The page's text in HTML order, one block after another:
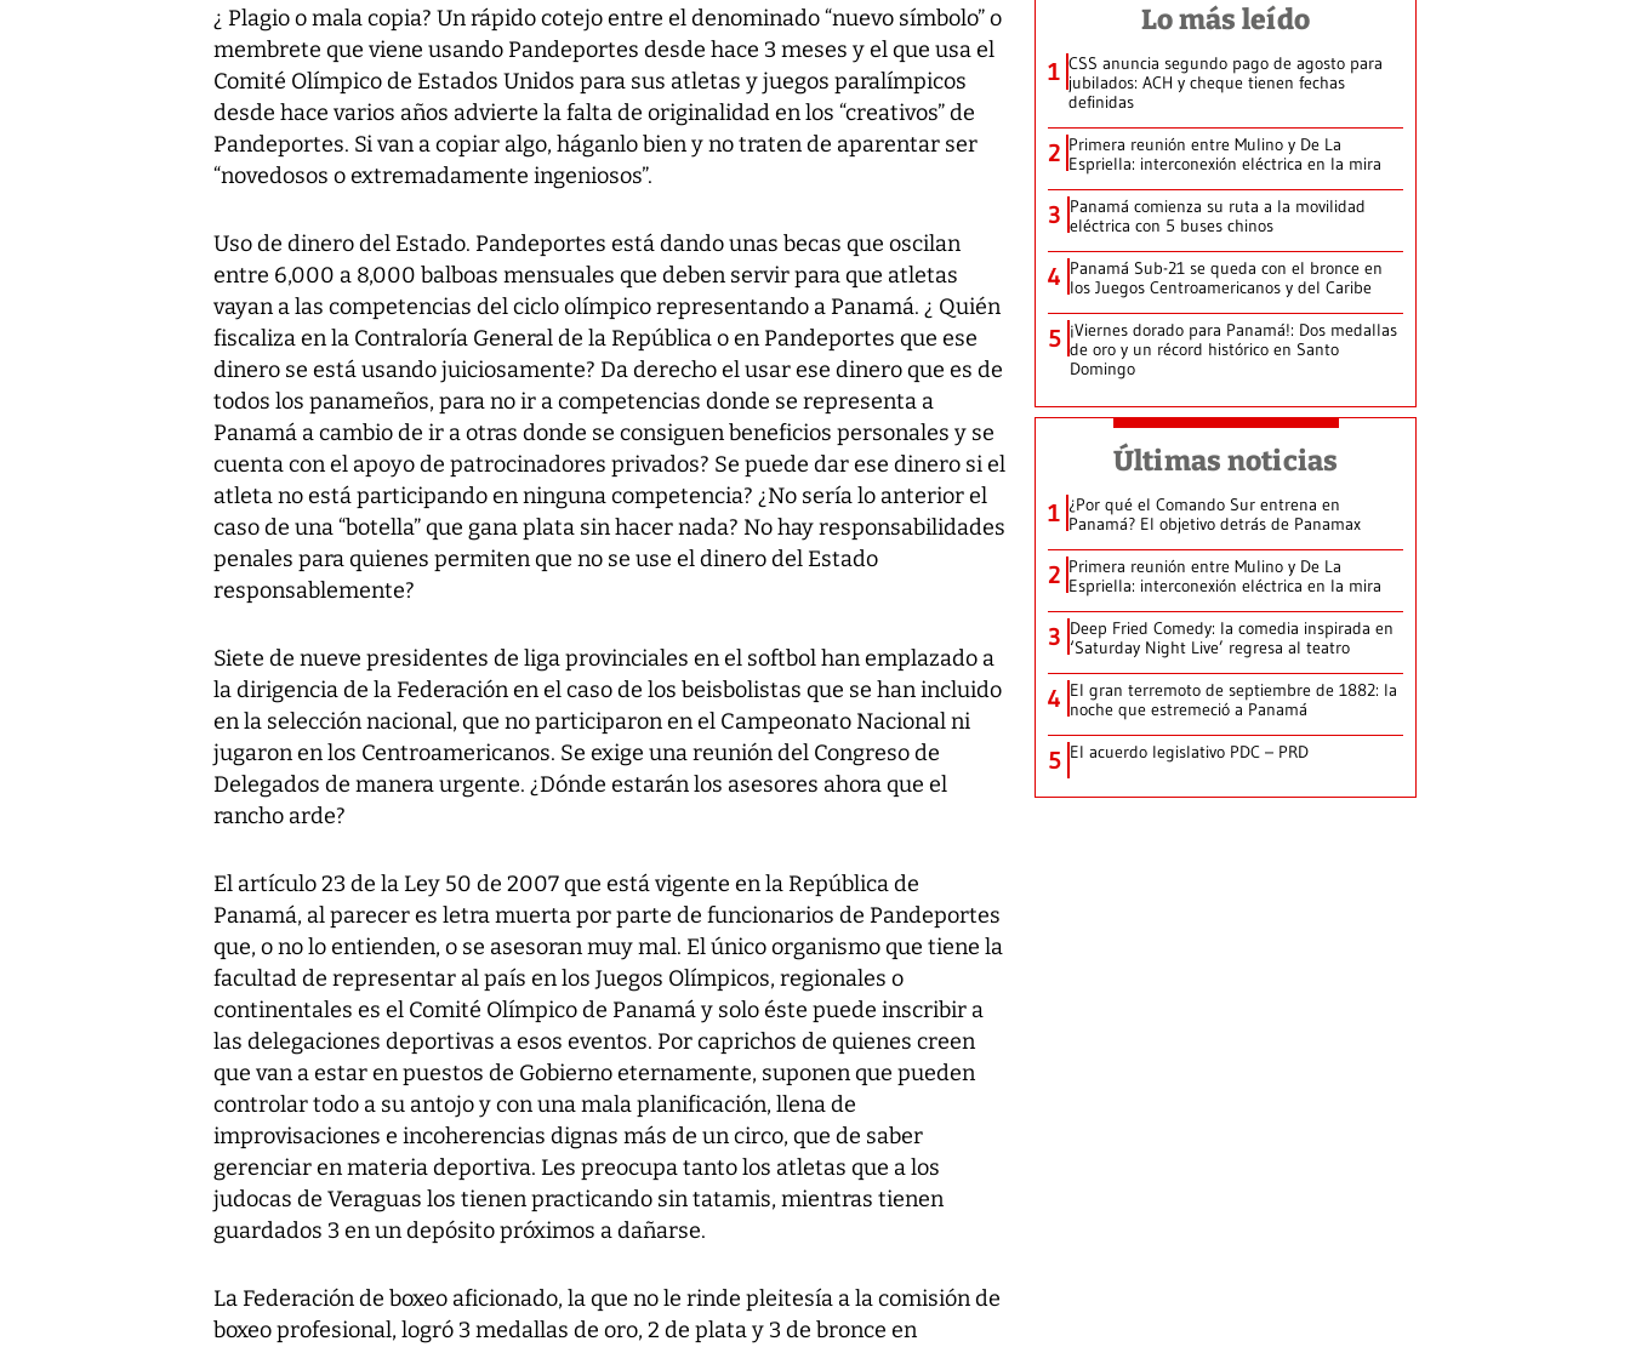
¿ Plagio o mala copia? Un rápido cotejo entre el denominado “nuevo símbolo” o
membrete que viene usando Pandeportes desde hace 3 meses y el que usa el
Comité Olímpico de Estados Unidos para sus atletas y juegos paralímpicos
desde hace varios años advierte la falta de originalidad en los “creativos” de
Pandeportes. Si van a copiar algo, háganlo bien y no traten de aparentar ser
“novedosos o extremadamente ingeniosos”.
Uso de dinero del Estado. Pandeportes está dando unas becas que oscilan
entre 6,000 a 8,000 balboas mensuales que deben servir para que atletas
vayan a las competencias del ciclo olímpico representando a Panamá. ¿ Quién
fiscaliza en la Contraloría General de la República o en Pandeportes que ese
dinero se está usando juiciosamente? Da derecho el usar ese dinero que es de
todos los panameños, para no ir a competencias donde se representa a
Panamá a cambio de ir a otras donde se consiguen beneficios personales y se
cuenta con el apoyo de patrocinadores privados? Se puede dar ese dinero si el
atleta no está participando en ninguna competencia? ¿No sería lo anterior el
caso de una “botella” que gana plata sin hacer nada? No hay responsabilidades
penales para quienes permiten que no se use el dinero del Estado
responsablemente?
Siete de nueve presidentes de liga provinciales en el softbol han emplazado a
la dirigencia de la Federación en el caso de los beisbolistas que se han incluido
en la selección nacional, que no participaron en el Campeonato Nacional ni
jugaron en los Centroamericanos. Se exige una reunión del Congreso de
Delegados de manera urgente. ¿Dónde estarán los asesores ahora que el
rancho arde?
El artículo 23 de la Ley 50 de 2007 que está vigente en la República de
Panamá, al parecer es letra muerta por parte de funcionarios de Pandeportes
que, o no lo entienden, o se asesoran muy mal. El único organismo que tiene la
facultad de representar al país en los Juegos Olímpicos, regionales o
continentales es el Comité Olímpico de Panamá y solo éste puede inscribir a
las delegaciones deportivas a esos eventos. Por caprichos de quienes creen
que van a estar en puestos de Gobierno eternamente, suponen que pueden
controlar todo a su antojo y con una mala planificación, llena de
improvisaciones e incoherencias dignas más de un circo, que de saber
gerenciar en materia deportiva. Les preocupa tanto los atletas que a los
judocas de Veraguas los tienen practicando sin tatamis, mientras tienen
guardados 3 en un depósito próximos a dañarse.
La Federación de boxeo aficionado, la que no le rinde pleitesía a la comisión de
boxeo profesional, logró 3 medallas de oro, 2 de plata y 3 de bronce en
Lo más leído
1 CSS anuncia segundo pago de agosto para
jubilados: ACH y cheque tienen fechas
definidas
2 Primera reunión entre Mulino y De La
Espriella: interconexión eléctrica en la mira
3 Panamá comienza su ruta a la movilidad
eléctrica con 5 buses chinos
4 Panamá Sub-21 se queda con el bronce en
los Juegos Centroamericanos y del Caribe
5 ¡Viernes dorado para Panamá!: Dos medallas
de oro y un récord histórico en Santo
Domingo
Últimas noticias
1 ¿Por qué el Comando Sur entrena en
Panamá? El objetivo detrás de Panamax
2 Primera reunión entre Mulino y De La
Espriella: interconexión eléctrica en la mira
3 Deep Fried Comedy: la comedia inspirada en
‘Saturday Night Live’ regresa al teatro
4 El gran terremoto de septiembre de 1882: la
noche que estremeció a Panamá
5 El acuerdo legislativo PDC – PRD